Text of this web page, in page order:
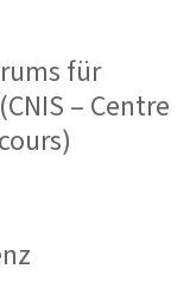
für
– Centre